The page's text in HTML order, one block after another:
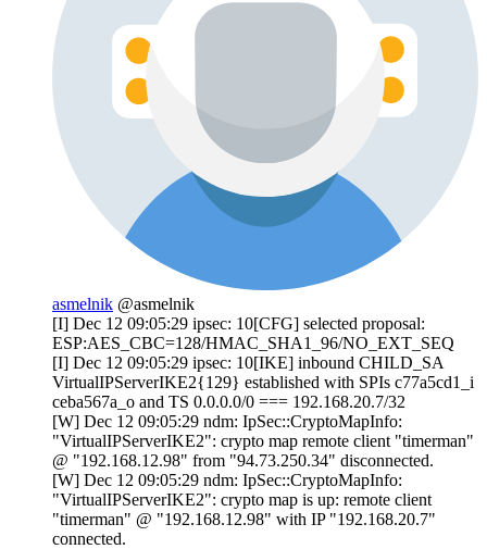
asmelnik @asmelnik
[I] Dec 12 09:05:29 ipsec: 10[CFG] selected proposal:
ESP:AES_CBC=128/HMAC_SHA1_96/NO_EXT_SEQ
[I] Dec 12 09:05:29 ipsec: 10[IKE] inbound CHILD_SA
VirtualIPServerIKE2{129} established with SPIs c77a5cd1_i
ceba567a_o and TS 0.0.0.0/0 === 192.168.20.7/32
[W] Dec 12 09:05:29 ndm: IpSec::CryptoMapInfo:
"VirtualIPServerIKE2": crypto map remote client "timerman"
@ "192.168.12.98" from "94.73.250.34" disconnected.
[W] Dec 12 09:05:29 ndm: IpSec::CryptoMapInfo:
"VirtualIPServerIKE2": crypto map is up: remote client
"timerman" @ "192.168.12.98" with IP "192.168.20.7"
connected.